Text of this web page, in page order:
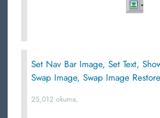
Set Nav Bar Image, Set Text,
Swap Image, Swap Image Restore
25,012 okuma,